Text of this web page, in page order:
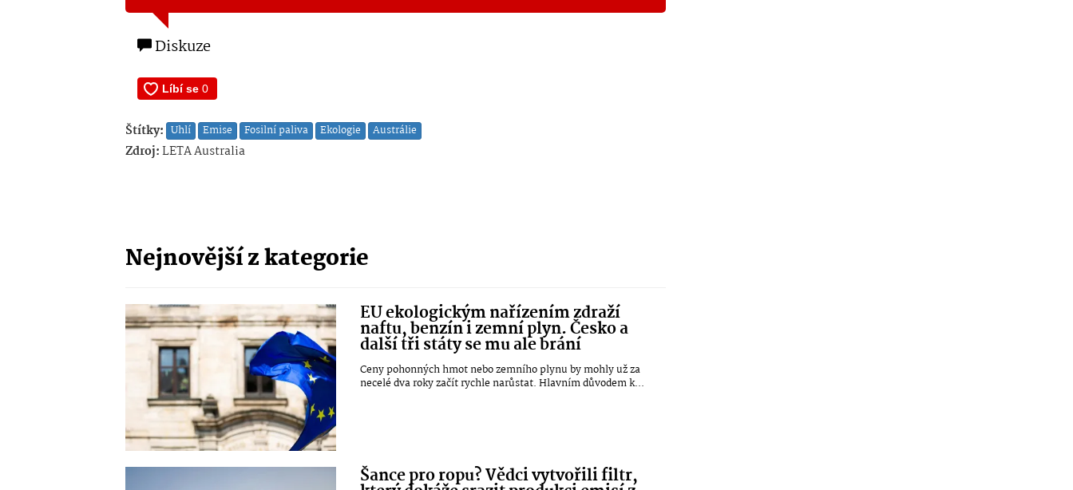
Diskuze
Štítky: Uhlí Emise Fosilní paliva Ekologie Austrálie
Zdroj:LETA Australia
Nejnovější z kategorie
EU ekologickým nařízením zdraží
naftu, benzín i zemní plyn. Česko a
další tři státy se mu ale brání
Ceny pohonných hmot nebo zemního plynu by mohly už za
necelé dva roky začít rychle narůstat. Hlavním důvodem k...
Šance pro ropu? Vědci vytvořili filtr,